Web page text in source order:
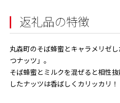
返礼品の特徴
丸森町のそば蜂蜜とキャラメリゼ
つナッツ」。
そば蜂蜜とミルクを混ぜると相性
したナッツは香ばしくカリッカリ！